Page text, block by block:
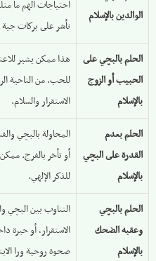
الوالدين بالإسلام
احتياجات الهم ما
تأشر على بركات جية
الحلم بالبچي على
الحبيب أو الزوج
بالإسلام
هذا ممكن يشير
للحب. من الناحية
الاستقرار والسلام.
الحلم بعدم
القدرة على البچي
بالإسلام
المحاولة بالبچي
أو تأخر بالفرج.
للذكر الإلهي.
الحلم بالبچي
وعقبه الضحك
بالإسلام
التناوب بين البچي
الاستقرار، أو
صحوة روحية ورا